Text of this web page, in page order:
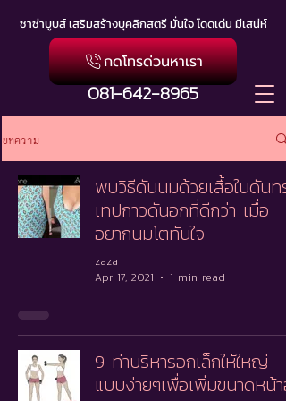
ซาซ่าบูบส์ เสริมสร้างบุคลิกสตรี มั่นใจ โดดเด่น มีเสน่ห์
081-642-8965
กดโทรด่วนหาเรา
บทความ
พบวิธีดันนมด้วยเสื้อในดันทรง
เทปกาวดันอกที่ดีกว่า เมื่อ
อยากนมโตทันใจ
zaza
Apr 17, 2021
1 min read
9 ท่าบริหารอกเล็กให้ใหญ่
แบบง่ายๆเพื่อเพิ่มขนาดหน้าอ